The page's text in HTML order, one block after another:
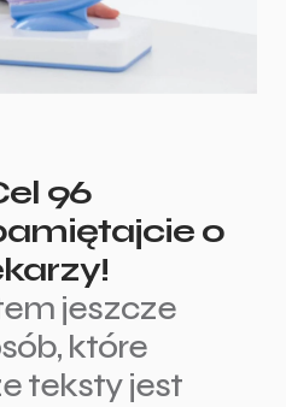
96
o
jeszcze
które
teksty jest